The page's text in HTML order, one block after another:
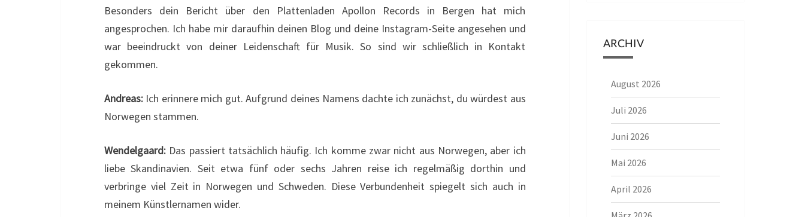
Besonders dein Bericht über den Plattenladen Apollon Records in Bergen hat mich
angesprochen. Ich habe mir daraufhin deinen Blog und deine Instagram-Seite angesehen und
war beeindruckt von deiner Leidenschaft für Musik. So sind wir schließlich in Kontakt
gekommen.
Andreas: Ich erinnere mich gut. Aufgrund deines Namens dachte ich zunächst, du würdest aus
Norwegen stammen.
Wendelgaard: Das passiert tatsächlich häufig. Ich komme zwar nicht aus Norwegen, aber ich
liebe Skandinavien. Seit etwa fünf oder sechs Jahren reise ich regelmäßig dorthin und
verbringe viel Zeit in Norwegen und Schweden. Diese Verbundenheit spiegelt sich auch in
meinem Künstlernamen wider.
ARCHIV
August 2026
Juli 2026
Juni 2026
Mai 2026
April 2026